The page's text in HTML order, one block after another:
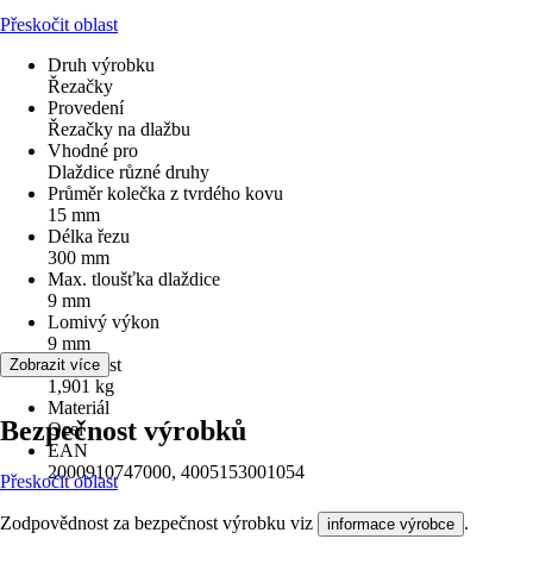
Přeskočit oblast
Druh výrobku
Řezačky
Provedení
Řezačky na dlažbu
Vhodné pro
Dlaždice různé druhy
Průměr kolečka z tvrdého kovu
15 mm
Délka řezu
300 mm
Max. tloušťka dlaždice
9 mm
Lomivý výkon
9 mm
Hmotnost
1,901 kg
Materiál
Ocel
EAN
2000910747000, 4005153001054
Zobrazit více
Bezpečnost výrobků
Přeskočit oblast
Zodpovědnost za bezpečnost výrobku viz informace výrobce .